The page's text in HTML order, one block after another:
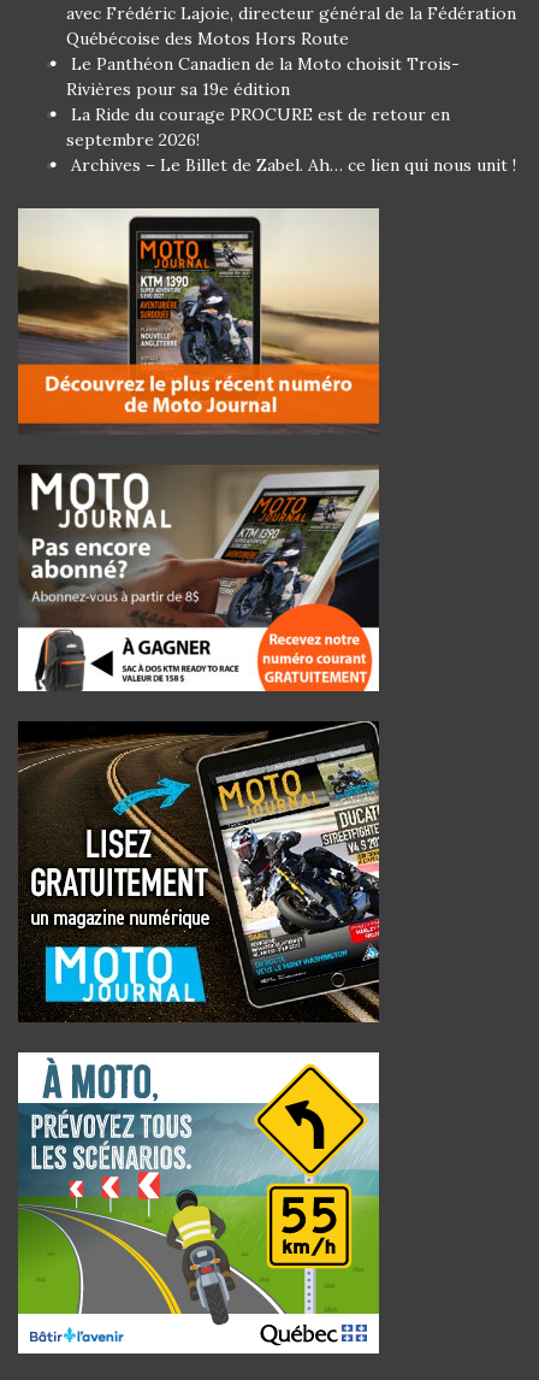
avec Frédéric Lajoie, directeur général de la Fédération
Québécoise des Motos Hors Route
Le Panthéon Canadien de la Moto choisit Trois-
Rivières pour sa 19e édition
La Ride du courage PROCURE est de retour en
septembre 2026!
Archives – Le Billet de Zabel. Ah… ce lien qui nous unit !